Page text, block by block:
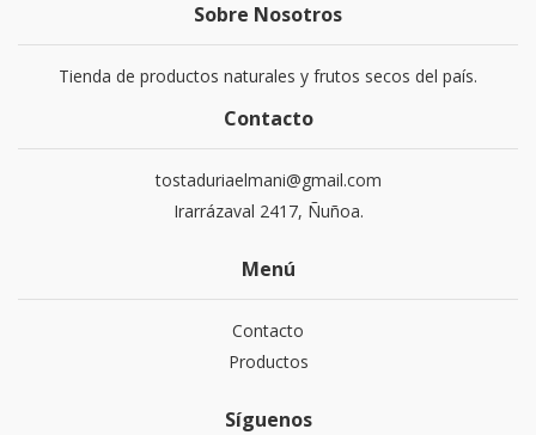
Sobre Nosotros
Tienda de productos naturales y frutos secos del país.
Contacto
tostaduriaelmani@gmail.com
Irarrázaval 2417, Ñuñoa.
Menú
Contacto
Productos
Síguenos